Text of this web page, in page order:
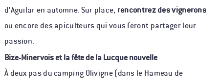
d’Aguilar en automne. Sur place, rencontrez des vignerons
ou encore des apiculteurs qui vous feront partager leur
passion.
Bize-Minervois et la fête de la Lucque nouvelle
À deux pas du camping Olivigne (dans le Hameau de